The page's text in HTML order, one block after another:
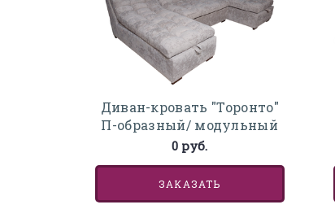
Диван-кровать "Торонто"
П-образный/ модульный
0 руб.
ЗАКАЗАТЬ